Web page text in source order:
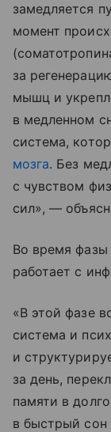
замедляется
момент
за
мышц и
в медленном
система,
мозга. Без
с чувством
сил», —
Во время фазы
работает с
«В этой фазе
система и
и
за день,
памяти в
в быстрый сон